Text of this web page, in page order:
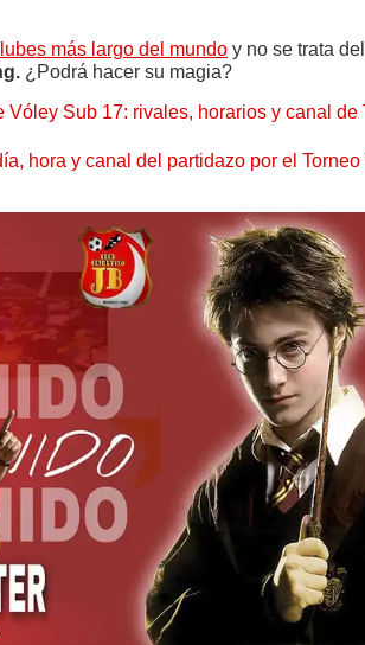
más largo del mundo y no se trata
¿Podrá hacer su magia?
Sub 17: rivales, horarios y canal de
hora y canal del partidazo por el